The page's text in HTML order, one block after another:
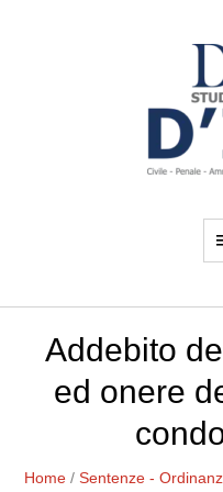
Addebito
ed onere
Home /Sentenze -